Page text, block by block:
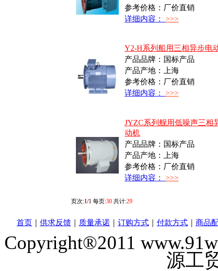
参考价格：厂价直销
详细内容： >>>
Y2-H系列船用三相异步电
产品品牌：国标产品
产品产地：上海
参考价格：厂价直销
详细内容： >>>
JYZC系列舰用低噪声三相
动机
产品品牌：国标产品
产品产地：上海
参考价格：厂价直销
详细内容： >>>
页次:1/1 每页:30 共计:29
首页 供求反馈 质量承诺 订购方式 付款方式 商品
Copyright®2011
源工